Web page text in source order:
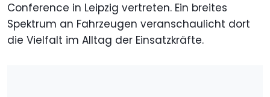
Conference in Leipzig vertreten. Ein breites
Spektrum an Fahrzeugen veranschaulicht dort
die Vielfalt im Alltag der Einsatzkräfte.